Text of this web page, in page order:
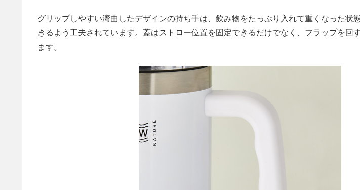
グリップしやすい湾曲したデザインの持ち手は、飲み物をたっぷり入れて重くなった状
きるよう工夫されています。蓋はストロー位置を固定できるだけでなく、フラップを回
ます。